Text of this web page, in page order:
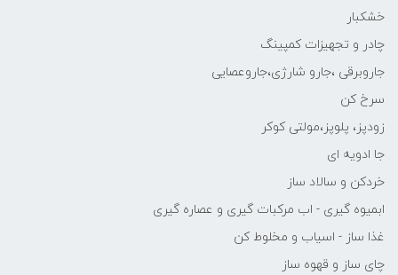
خشکبار
چادر و تجهیزات کمپینگ
جاروبرقی ،جارو شارژی،جاروعصایی
سرخ کن
زودپز، پلوپز،مولتی کوکر
جا ادویه ای
خردکن و سالاد ساز
ابمیوه گیری - اب مرکبات گیری و عصاره گیری
غذا ساز - اسیاب و مخلوط کن
چای ساز و قهوه ساز